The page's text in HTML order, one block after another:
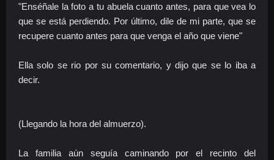
"Enséñale la foto a tu abuela cuanto antes, para que vea lo
que se está perdiendo. Por último, dile de mi parte, que se
recupere cuanto antes para que venga el año que viene"
Ella solo se rio por su comentario, y dijo que se lo iba a
decir.
(Llegando la hora del almuerzo).
La familia aún seguía caminando por el recinto del